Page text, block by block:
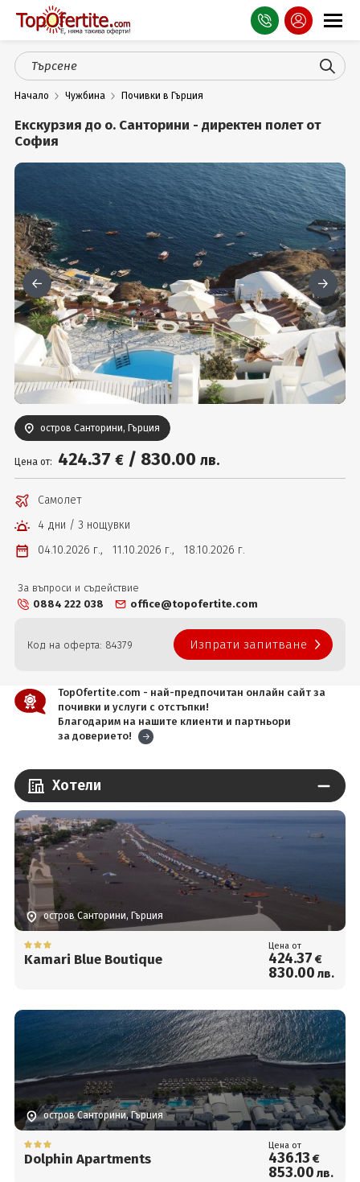
Оферти
СПА
Планина
Чужбина
Празници
Турция
Гърция
Услуги
Начало Чужбина Почивки в Гърция
Екскурзия до о. Санторини - директен полет от
София
остров Санторини, Гърция
Цена от: 424.37 € / 830.00 лв.
Самолет
4 дни / 3 нощувки
04.10.2026 г., 11.10.2026 г., 18.10.2026 г.
За въпроси и съдействие
0884 222 038
office@topofertite.com
Код на оферта: 84379 Изпрати запитване
TopOfertite.com - най-предпочитан онлайн сайт за
почивки и услуги с отстъпки!
Благодарим на нашите клиенти и партньори
за доверието!
Хотели
остров Санторини, Гърция
Kamari Blue Boutique
Цена от
424.37 €
830.00 лв.
остров Санторини, Гърция
Dolphin Apartments
Цена от
436.13 €
853.00 лв.